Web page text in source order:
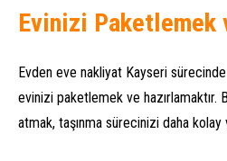
Evinizi Paketlemek
Evden eve nakliyat Kayseri
evinizi paketlemek ve hazırlamaktır.
atmak, taşınma sürecinizi daha